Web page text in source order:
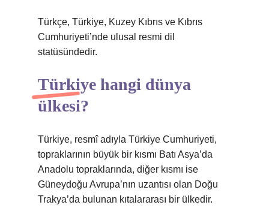
Türkçe, Türkiye, Kuzey Kıbrıs ve Kıbrıs
Cumhuriyeti’nde ulusal resmi dil
statüsündedir.
Türkiye hangi dünya
ülkesi?
Türkiye, resmî adıyla Türkiye Cumhuriyeti,
topraklarının büyük bir kısmı Batı Asya’da
Anadolu topraklarında, diğer kısmı ise
Güneydoğu Avrupa’nın uzantısı olan Doğu
Trakya’da bulunan kıtalararası bir ülkedir.